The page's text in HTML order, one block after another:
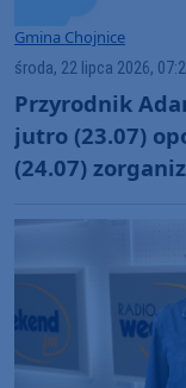
Gmina Chojnice
środa, 22 lipca 2026,
Przyrodnik
jutro (23.07)
(24.07)